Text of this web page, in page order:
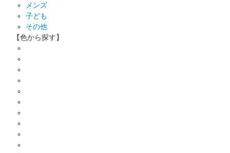
メンズ
子ども
その他
【色から探す】